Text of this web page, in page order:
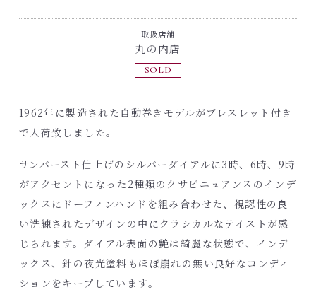
取扱店舗
丸の内店
SOLD
1962年に製造された自動巻きモデルがブレスレット付き
で入荷致しました。
サンバースト仕上げのシルバーダイアルに3時、6時、9時
がアクセントになった2種類のクサビニュアンスのインデ
ックスにドーフィンハンドを組み合わせた、視認性の良
い洗練されたデザインの中にクラシカルなテイストが感
じられます。ダイアル表面の艶は綺麗な状態で、インデ
ックス、針の夜光塗料もほぼ崩れの無い良好なコンディ
ションをキープしています。